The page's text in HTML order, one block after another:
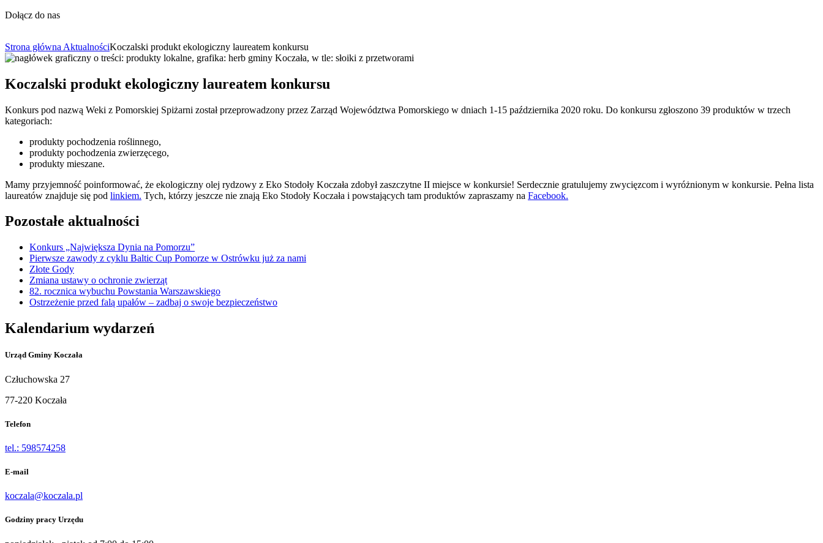
Dołącz do nas
Strona główna AktualnościKoczalski produkt ekologiczny laureatem konkursu
Koczalski produkt ekologiczny laureatem konkursu
Konkurs pod nazwą Weki z Pomorskiej Spiżarni został przeprowadzony przez Zarząd Województwa Pomorskiego w dniach 1-15 października 2020 roku. Do konkursu zgłoszono 39 produktów w trzech
kategoriach:
produkty pochodzenia roślinnego,
produkty pochodzenia zwierzęcego,
produkty mieszane.
Mamy przyjemność poinformować, że ekologiczny olej rydzowy z Eko Stodoły Koczała zdobył zaszczytne II miejsce w konkursie! Serdecznie gratulujemy zwycięzcom i wyróżnionym w konkursie. Pełna lista
laureatów znajduje się pod linkiem. Tych, którzy jeszcze nie znają Eko Stodoły Koczała i powstających tam produktów zapraszamy na Facebook.
Pozostałe aktualności
Konkurs „Największa Dynia na Pomorzu”
Pierwsze zawody z cyklu Baltic Cup Pomorze w Ostrówku już za nami
Złote Gody
Zmiana ustawy o ochronie zwierząt
82. rocznica wybuchu Powstania Warszawskiego
Ostrzeżenie przed falą upałów – zadbaj o swoje bezpieczeństwo
Kalendarium wydarzeń
Urząd Gminy Koczała
Człuchowska 27
77-220 Koczała
Telefon
tel.: 598574258
E-mail
koczala@koczala.pl
Godziny pracy Urzędu